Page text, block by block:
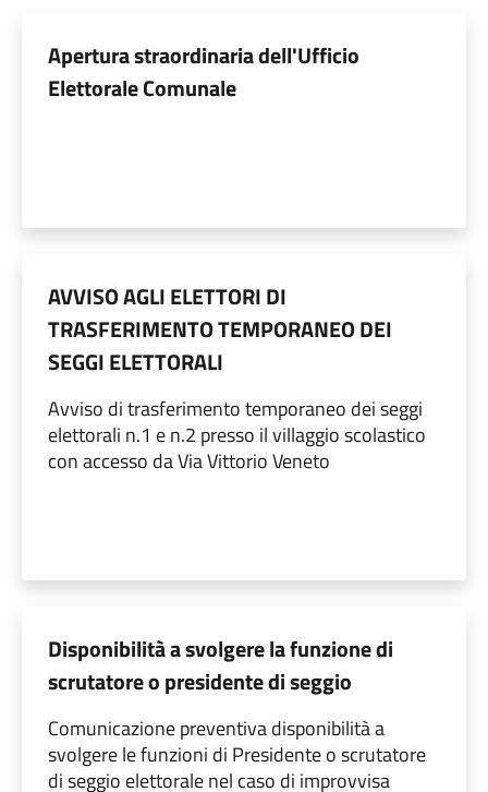
Apertura straordinaria dell'Ufficio
Elettorale Comunale
AVVISO AGLI ELETTORI DI
TRASFERIMENTO TEMPORANEO DEI
SEGGI ELETTORALI
Avviso di trasferimento temporaneo dei seggi
elettorali n.1 e n.2 presso il villaggio scolastico
con accesso da Via Vittorio Veneto
Disponibilità a svolgere la funzione di
scrutatore o presidente di seggio
Comunicazione preventiva disponibilità a
svolgere le funzioni di Presidente o scrutatore
di seggio elettorale nel caso di improvvisa